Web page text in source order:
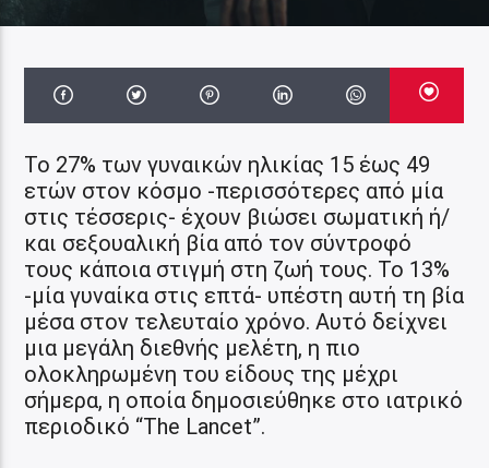
Το 27% των γυναικών ηλικίας 15 έως 49
ετών στον κόσμο -περισσότερες από μία
στις τέσσερις- έχουν βιώσει σωματική ή/
και σεξουαλική βία από τον σύντροφό
τους κάποια στιγμή στη ζωή τους. Το 13%
-μία γυναίκα στις επτά- υπέστη αυτή τη βία
μέσα στον τελευταίο χρόνο. Αυτό δείχνει
μια μεγάλη διεθνής μελέτη, η πιο
ολοκληρωμένη του είδους της μέχρι
σήμερα, η οποία δημοσιεύθηκε στο ιατρικό
περιοδικό “The Lancet”.